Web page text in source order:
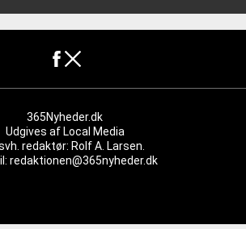
365Nyheder.dk
Udgives af Local Media
redaktør: Rolf A. Larsen.
redaktionen@365nyheder.dk